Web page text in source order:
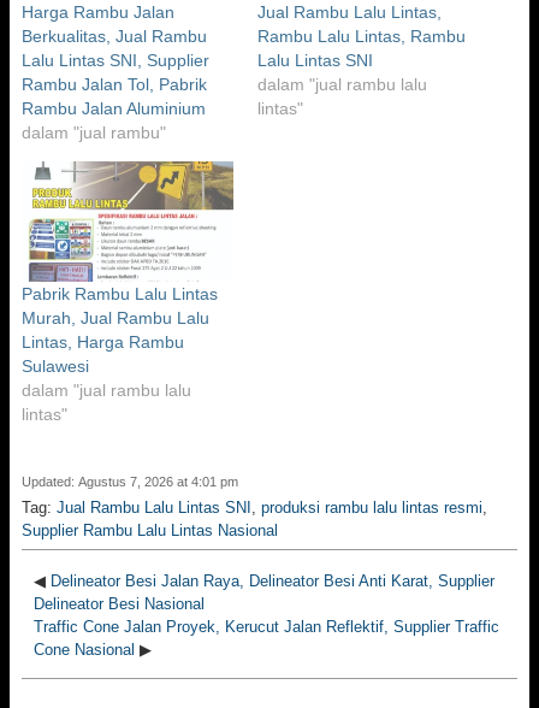
Harga Rambu Jalan
Berkualitas, Jual Rambu
Lalu Lintas SNI, Supplier
Rambu Jalan Tol, Pabrik
Rambu Jalan Aluminium
dalam "jual rambu"
Jual Rambu Lalu Lintas,
Rambu Lalu Lintas, Rambu
Lalu Lintas SNI
dalam "jual rambu lalu
lintas"
Pabrik Rambu Lalu Lintas
Murah, Jual Rambu Lalu
Lintas, Harga Rambu
Sulawesi
dalam "jual rambu lalu
lintas"
Updated: Agustus 7, 2026 at 4:01 pm
Tag: Jual Rambu Lalu Lintas SNI , produksi rambu lalu lintas resmi,
Supplier Rambu Lalu Lintas Nasional
◀ Delineator Besi Jalan Raya, Delineator Besi Anti Karat, Supplier
Delineator Besi Nasional
Traffic Cone Jalan Proyek, Kerucut Jalan Reflektif, Supplier Traffic
Cone Nasional ▶